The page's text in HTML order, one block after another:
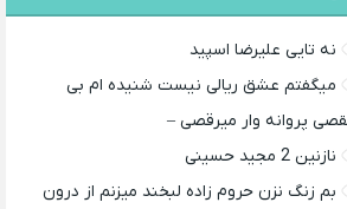
نه تایی علیرضا اسپید
میگفتم عشق ریالی نیست شنیده ام بی
پروانه وار میرقصی –
نازنین 2 مجید حسینی
بم زنگ نزن حروم زاده لبخند میزنم از درون